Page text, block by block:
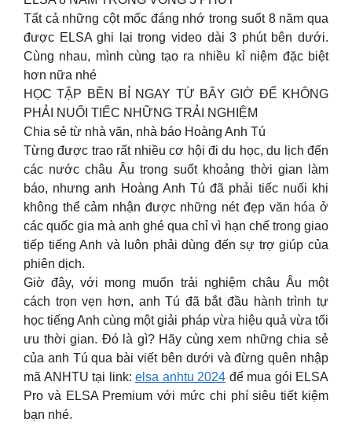
Tất cả những cột mốc đáng nhớ trong suốt 8 năm qua
được ELSA ghi lại trong video dài 3 phút bên dưới.
Cùng nhau, mình cùng tạo ra nhiều kỉ niệm đặc biệt
hơn nữa nhé
HỌC TẬP BỀN BỈ NGAY TỪ BÂY GIỜ ĐỂ KHÔNG
PHẢI NUỐI TIẾC NHỮNG TRẢI NGHIỆM
Chia sẻ từ nhà văn, nhà báo Hoàng Anh Tú
Từng được trao rất nhiều cơ hội đi du học, du lịch đến
các nước châu Âu trong suốt khoảng thời gian làm
báo, nhưng anh Hoàng Anh Tú đã phải tiếc nuối khi
không thể cảm nhận được những nét đẹp văn hóa ở
các quốc gia mà anh ghé qua chỉ vì hạn chế trong giao
tiếp tiếng Anh và luôn phải dùng đến sự trợ giúp của
phiên dịch.
Giờ đây, với mong muốn trải nghiệm châu Âu một
cách trọn vẹn hơn, anh Tú đã bắt đầu hành trình tự
học tiếng Anh cùng một giải pháp vừa hiệu quả vừa tối
ưu thời gian. Đó là gì? Hãy cùng xem những chia sẻ
của anh Tú qua bài viết bên dưới và đừng quên nhập
mã ANHTU tại link: elsa anhtu 2024 để mua gói ELSA
Pro và ELSA Premium với mức chi phí siêu tiết kiệm
bạn nhé.